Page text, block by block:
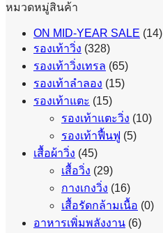
หมวดหมู่สินค้า
ON MID-YEAR SALE (14)
รองเท้าวิ่ง (328)
รองเท้าวิ่งเทรล (65)
รองเท้าลำลอง (15)
รองเท้าแตะ (15)
รองเท้าแตะวิ่ง (10)
รองเท้าฟื้นฟู (5)
เสื้อผ้าวิ่ง (45)
เสื้อวิ่ง (29)
กางเกงวิ่ง (16)
เสื้อรัดกล้ามเนื้อ (0)
อาหารเพิ่มพลังงาน (6)